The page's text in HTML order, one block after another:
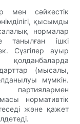
мен сәйкестік
қысымды
нормалар
танылған ішкі
Сүзгілер ауыр
(мысалы,
мүмкін.
партиялармен
нормативтік
және қажет